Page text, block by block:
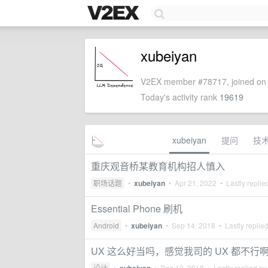
xubeiyan
V2EX member #78717, joined
Today's activity rank 19619
xubeiyan 提问 技
重庆观音桥某教育机构招人慎入
职场话题 • xubeiyan • Apr 21, 2022 • Lastly
Essential Phone 刷机
Android • xubeiyan • Sep 14, 2018 • Lastly
UX 这么好当吗，感觉我司的 UX 都不行